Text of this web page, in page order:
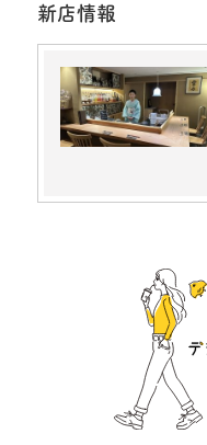
新店情報